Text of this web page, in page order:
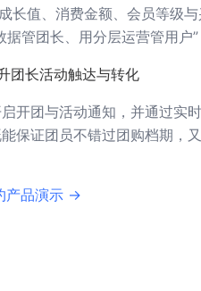
长值、消费金额、会员等级
管团长、用分层运营管用户”
团长活动触达与转化
开团与活动通知，并通过实
保证团员不错过团购档期，
产品演示 →